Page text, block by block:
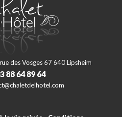
des Vosges 67 640 Lipsheim
88 64 89 64